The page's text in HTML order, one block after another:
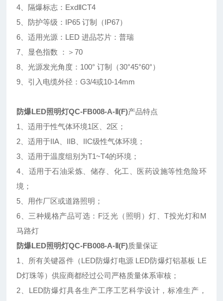
4、隔爆标志：ExdⅡCT4
5、防护等级：IP65 订制（IP67）
6、适用光源：LED 进品芯片：普瑞
7、显色指数 ：＞70
8、光源发光角度：100° 订制（30°45°60°）
9、引入电缆外径：G3/4或10-14mm
防爆LED照明灯QC-FB008-A-Ⅱ(F)产品特点
1、适用于性气体环境1区、2区；
2、适用于IIA、IIB、IIC级性气体环境；
3、适用于温度组别为T1~T4的环境；
4、适用于石油采炼、储存、化工、医药设施等性危险环
境；
5、用作厂区或道路照明；
6、三种规格产品可选：F泛光（照明）灯、T投光灯和M
马路灯
防爆LED照明灯QC-FB008-A-Ⅱ(F)质量保证
1、所有关键器件（LED防爆灯电源 LED防爆灯铝基板 LE
D灯珠等）供应商都经过公司严格质量体系审核；
2、LED防爆灯具各生产工序工艺科学设计，标准生产，